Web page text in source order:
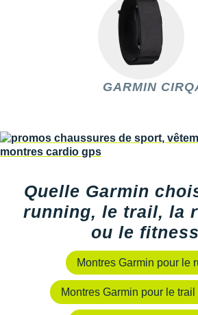
GARMIN
Quelle Garmin
running, le trail, la
ou le
Montres Garmin pour le
Montres Garmin pour le
Scarpa
Shokz
Speedo